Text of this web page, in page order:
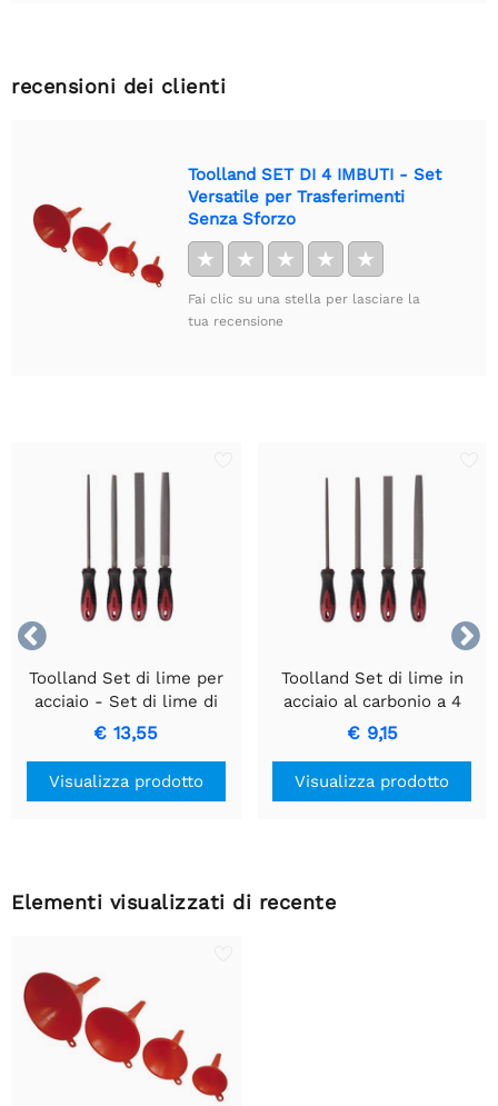
recensioni dei clienti
Toolland SET DI 4 IMBUTI - Set
Versatile per Trasferimenti
Senza Sforzo
★ ★ ★ ★ ★
Fai clic su una stella per lasciare la
tua recensione


Toolland Set di lime per
acciaio - Set di lime di
precisione per lavorazione
dei metalli
€ 13,55
Visualizza prodotto
Toolland Set di lime in
acciaio al carbonio a 4
pezzi per legno - 20 cm
€ 9,15
Visualizza prodotto
Elementi visualizzati di recente